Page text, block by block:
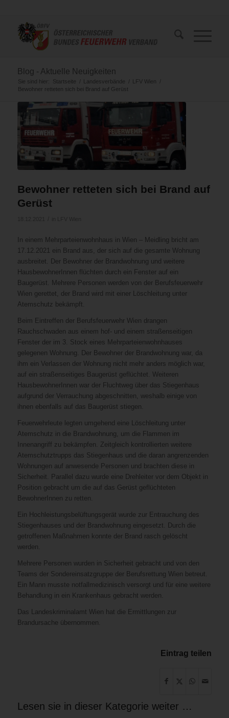
Blog - Aktuelle Neuigkeiten
Sie sind hier: Startseite / Landesverbände / LFV Wien
/
Bewohner retteten sich bei Brand auf Gerüst
Bewohner retteten sich bei Brand auf
Gerüst
In einem Mehrparteienwohnhaus in Wien – Meidling bricht am
17.12.2021 ein Brand aus, der sich auf die gesamte Wohnung
ausbreitet. Der Bewohner der Brandwohnung und weitere
HausbewohnerInnen flüchten durch ein Fenster auf ein
Baugerüst. Mehrere Personen werden von der Berufsfeuerwehr
Wien gerettet, der Brand wird mit einer Löschleitung unter
Atemschutz bekämpft.
Beim Eintreffen der Berufsfeuerwehr Wien drangen
Rauchschwaden aus einem hof- und einem straßenseitigen
Fenster der im 3. Stock eines Mehrparteienwohnhauses
gelegenen Wohnung. Der Bewohner der Brandwohnung war, da
ihm ein Verlassen der Wohnung nicht mehr anders möglich war,
auf ein straßenseitiges Baugerüst geflüchtet. Weiteren
HausbewohnerInnen war der Fluchtweg über das Stiegenhaus
aufgrund der Verrauchung abgeschnitten, weshalb einige von
ihnen ebenfalls auf das Baugerüst stiegen.
Feuerwehrleute legten umgehend eine Löschleitung unter
Atemschutz in die Brandwohnung, um die Flammen im
Innenangriff zu bekämpfen. Zeitgleich kontrollierten weitere
Atemschutztrupps das Stiegenhaus und die daran angrenzenden
Wohnungen auf anwesende Personen und brachten diese in
Sicherheit. Parallel dazu wurde eine Drehleiter vor dem Objekt in
Position gebracht um die auf das Gerüst geflüchteten
BewohnerInnen zu retten.
Ein Hochleistungsbelüftungsgerät wurde zur Entrauchung des
Stiegenhauses und der Brandwohnung eingesetzt. Durch die
getroffenen Maßnahmen konnte der Brand rasch gelöscht
werden.
Mehrere Personen wurden in Sicherheit gebracht und von den
Teams der Sondereinsatzgruppe der Berufsrettung Wien betreut.
Ein Mann musste notfallmedizinisch versorgt und für eine weitere
Behandlung in ein Krankenhaus gebracht werden.
Das Landeskriminalamt Wien hat die Ermittlungen zur
Brandursache übernommen.
Eintrag teilen
Lesen sie in dieser Kategorie weiter …